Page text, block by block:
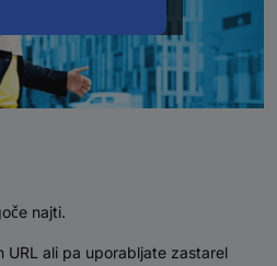
najti.
URL ali pa uporabljate zastarel